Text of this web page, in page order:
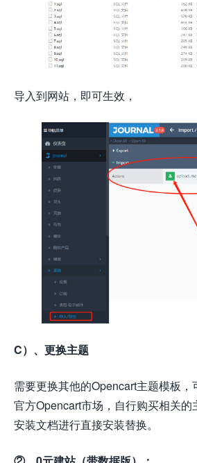
导入到网站，即可生效，
C）、更换主题
需要更换其他的Opencart主题模板
官方Opencart市场，自行购买相关的
安装文档进行直接安装替换。